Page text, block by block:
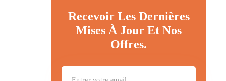
Recevoir Les Dernières
Mises À Jour Et Nos
Offres.